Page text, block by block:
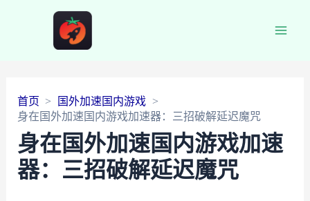
首页
国外加速国内游戏
身在国外加速国内游戏加速器：三招破解延迟魔咒
身在国外加速国内游戏加速
器：三招破解延迟魔咒